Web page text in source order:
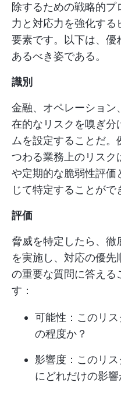
除するための戦略的プ
力と対応力を強化する
要素です。以下は、優
あるべき姿である。
識別
金融、オペレーション
在的なリスクを嗅ぎ分
ムを設定することだ。
つわる業務上のリスク
や定期的な脆弱性評価
じて特定することがで
評価
脅威を特定したら、徹
を実施し、対応の優
の重要な質問に答える
す：
可能性：このリ
の程度か？
影響度：このリ
にどれだけの影響